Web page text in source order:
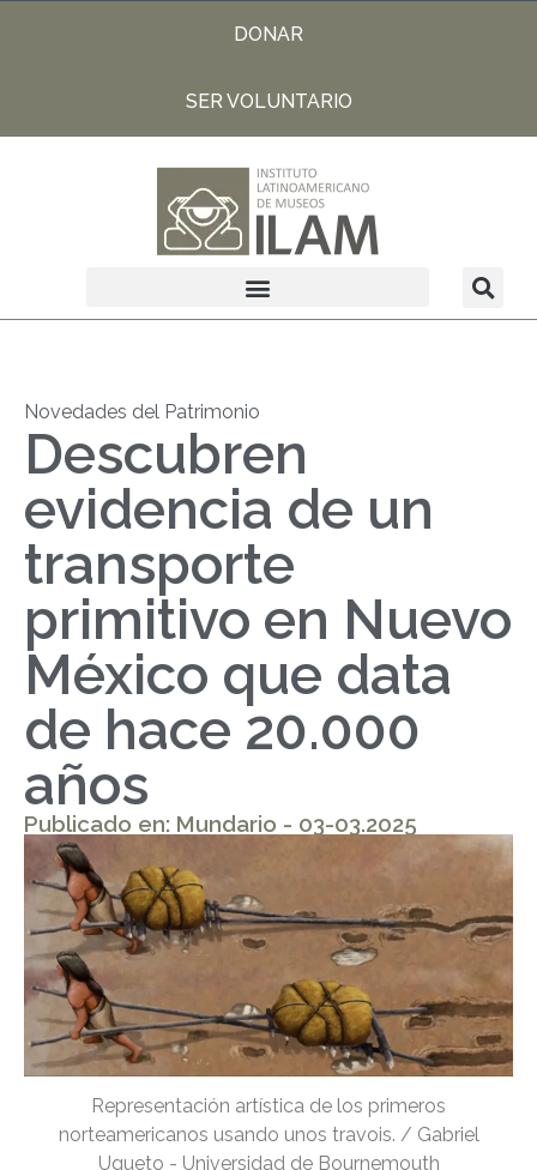
DONAR
SER VOLUNTARIO
Novedades del Patrimonio
Descubren
evidencia de un
transporte
primitivo en Nuevo
México que data
de hace 20.000
años
Publicado en: Mundario - 03-03.2025
Representación artística de los primeros
norteamericanos usando unos travois. / Gabriel
Ugueto - Universidad de Bournemouth